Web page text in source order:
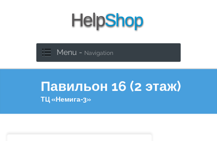
Menu - Navigation
Павильон 16 (2 этаж)
ТЦ «Немига-3»